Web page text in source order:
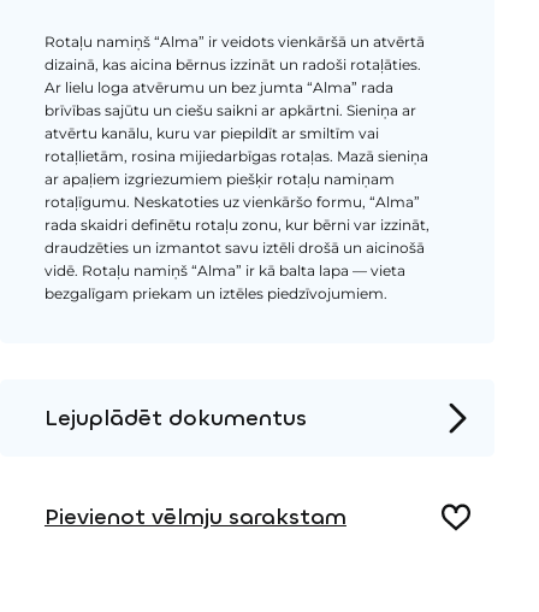
Rotaļu namiņš “Alma” ir veidots vienkāršā un atvērtā
dizainā, kas aicina bērnus izzināt un radoši rotaļāties.
Ar lielu loga atvērumu un bez jumta “Alma” rada
brīvības sajūtu un ciešu saikni ar apkārtni. Sieniņa ar
atvērtu kanālu, kuru var piepildīt ar smiltīm vai
rotaļlietām, rosina mijiedarbīgas rotaļas. Mazā sieniņa
ar apaļiem izgriezumiem piešķir rotaļu namiņam
rotaļīgumu. Neskatoties uz vienkāršo formu, “Alma”
rada skaidri definētu rotaļu zonu, kur bērni var izzināt,
draudzēties un izmantot savu iztēli drošā un aicinošā
vidē. Rotaļu namiņš “Alma” ir kā balta lapa — vieta
bezgalīgam priekam un iztēles piedzīvojumiem.
Lejuplādēt dokumentus
Pievienot vēlmju sarakstam